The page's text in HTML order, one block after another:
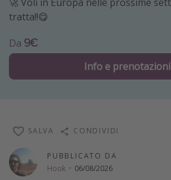
Capo Verde
Tipo di vacanza
Vacanze last minute
Vacanze di Pasqua 2026
Last minute capodanno
Vacanze con bambini
tratta!!😋
Da 9€
Info e prenotazioni
PUBBLICATO DA
Hook · 06/08/2026
SALVA CONDIVIDI